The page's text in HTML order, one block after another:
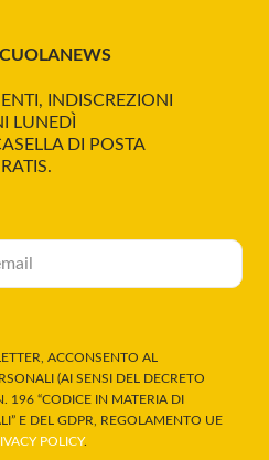
INDISCREZIONI
LUNEDÌ
DI POSTA
ACCONSENTO AL
(AI SENSI DEL DECRETO
196 “CODICE IN MATERIA DI
E DEL GDPR, REGOLAMENTO UE
POLICY.